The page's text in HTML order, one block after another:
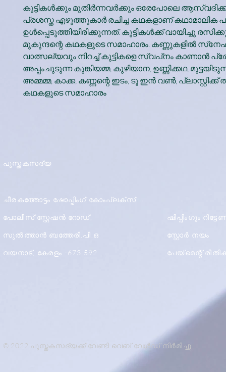
കുട്ടികൾക്കും മുതിർന്നവർക്കും ഒരേപോലെ
പ്രശസ്ത എഴുത്തുകാർ രചിച്ച കഥകളാണ് കഥാമാലിക
ഉൾപ്പെടുത്തിയിരിക്കുന്നത്. കുട്ടികൾക്ക് വായിച്ചു
മുകുന്ദന്റെ കഥകളുടെ സമാഹാരം. കണ്ണുകളിൽ
വാത്സല്യവും നിറച്ച് കുട്ടികളെ സ്വപ്‌നം കാണാൻ
അപ്പംചുടുന്ന കുങ്കിയമ്മ, കുഴിയാന, ഉണ്ണിക്കഥ,
അമ്മമ്മ, കാക്ക, കണ്ണന്റെ ഇടം, ടൂ ഇൻ വൺ, പ്ലാസ്റ്റിക്ക്
കഥകളുടെ സമാഹാരം
പുസ്തകസദ്യ
ചീരകത്തോട്ടം ഷോപ്പിംഗ് കോംപ്ലക്സ്
പോലീസ് സ്റ്റേഷൻ റോഡ്,
സുൽത്താൻ ബത്തേരി.പി.ഒ
വയനാട്, കേരളം -673 592
ഷിപ്പിംഗും
സ്റ്റോർ നയം
പേയ്മെന്റ്
© 2022 പുസ്തകസദ്യക്ക് വേണ്ടി വെബ് വേൾഡ് നിർമിച്ചു